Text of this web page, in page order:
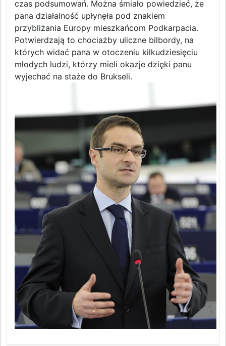
czas podsumowań. Można śmiało powiedzieć, że
pana działalność upłynęła pod znakiem
przybliżania Europy mieszkańcom Podkarpacia.
Potwierdzają to chociażby uliczne bilbordy, na
których widać pana w otoczeniu kilkudziesięciu
młodych ludzi, którzy mieli okazje dzięki panu
wyjechać na staże do Brukseli.